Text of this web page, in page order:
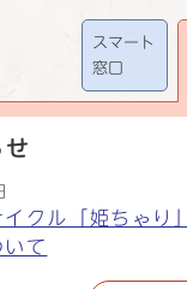
スマート
窓口
クル「姫ちゃり
て